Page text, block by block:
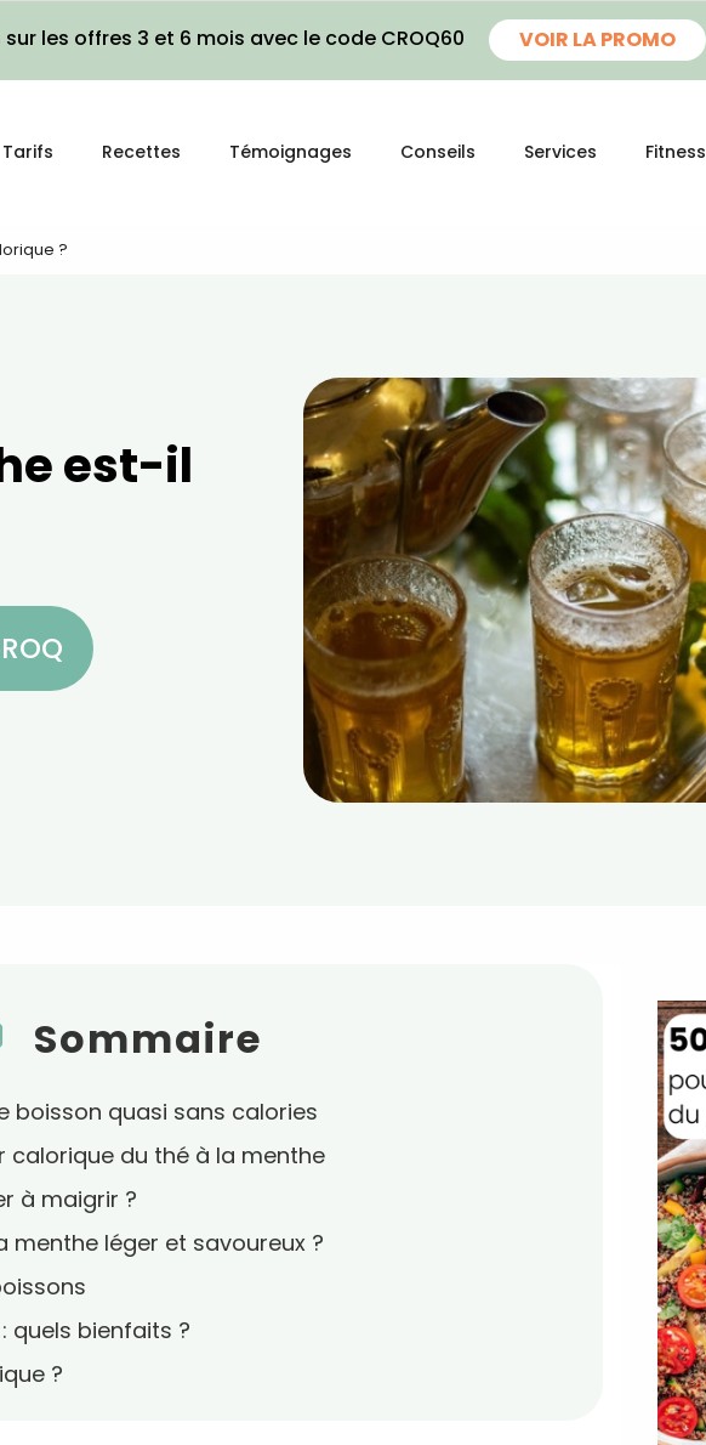
sur les offres 3 et 6 mois avec le code CROQ60 VOIR LA PROMO
Tarifs Recettes Témoignages Conseils Services Fitness
?
est-il
Sommaire
boisson quasi sans calories
calorique du thé à la menthe
à maigrir ?
léger et savoureux ?
quels bienfaits ?
?